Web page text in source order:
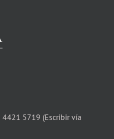
5719 (Escribir vía